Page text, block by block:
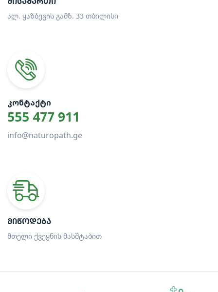
ალ. ყაზბეგის გამზ. 33 თბილისი
ᲙᲝᲜᲢᲐᲥᲢᲘ
555 477 911
info@naturopath.ge
ᲛᲘᲬᲝᲓᲔᲑᲐ
მთელი ქვეყნის მასშტაბით